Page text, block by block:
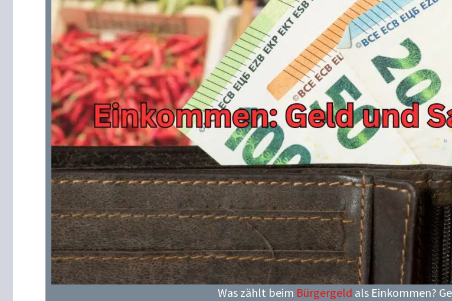
Was zählt beim Bürgergeld als Einkommen?